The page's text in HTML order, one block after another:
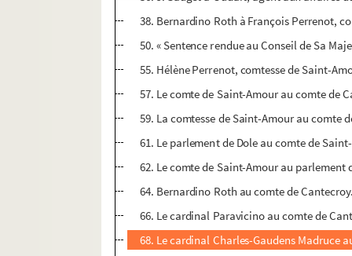
38. Bernardino Roth à François Perrenot,
50. « Sentence rendue au Conseil de Sa
55. Hélène Perrenot, comtesse de Saint-
57. Le comte de Saint-Amour au comte de
59. La comtesse de Saint-Amour au comte
61. Le parlement de Dole au comte de
62. Le comte de Saint-Amour au parlement
64. Bernardino Roth au comte de
66. Le cardinal Paravicino au comte de
68. Le cardinal Charles-Gaudens Madruce